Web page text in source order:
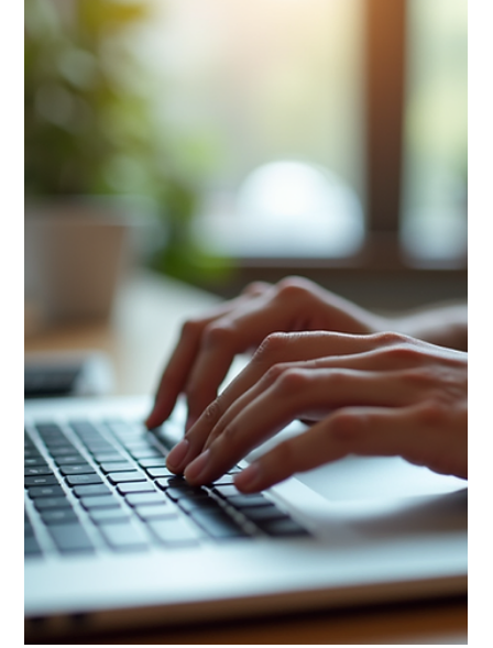
Nettbasert sikkerhetsopplæring gir mange fordeler. Du kan ta
kurs når og hvor det passer deg. Det betyr at du slipper å reise
eller tilpasse deg faste tider. Dette sparer